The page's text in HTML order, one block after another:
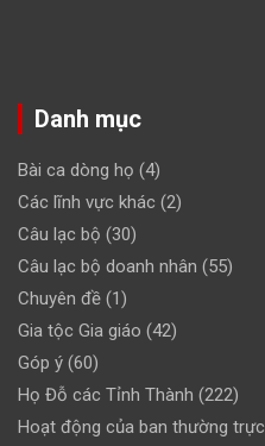
Danh mục
Bài ca dòng họ (4)
Các lĩnh vực khác (2)
Câu lạc bộ (30)
Câu lạc bộ doanh nhân (55)
Chuyên đề (1)
Gia tộc Gia giáo (42)
Góp ý (60)
Họ Đỗ các Tỉnh Thành (222)
Hoạt động của ban thường trực